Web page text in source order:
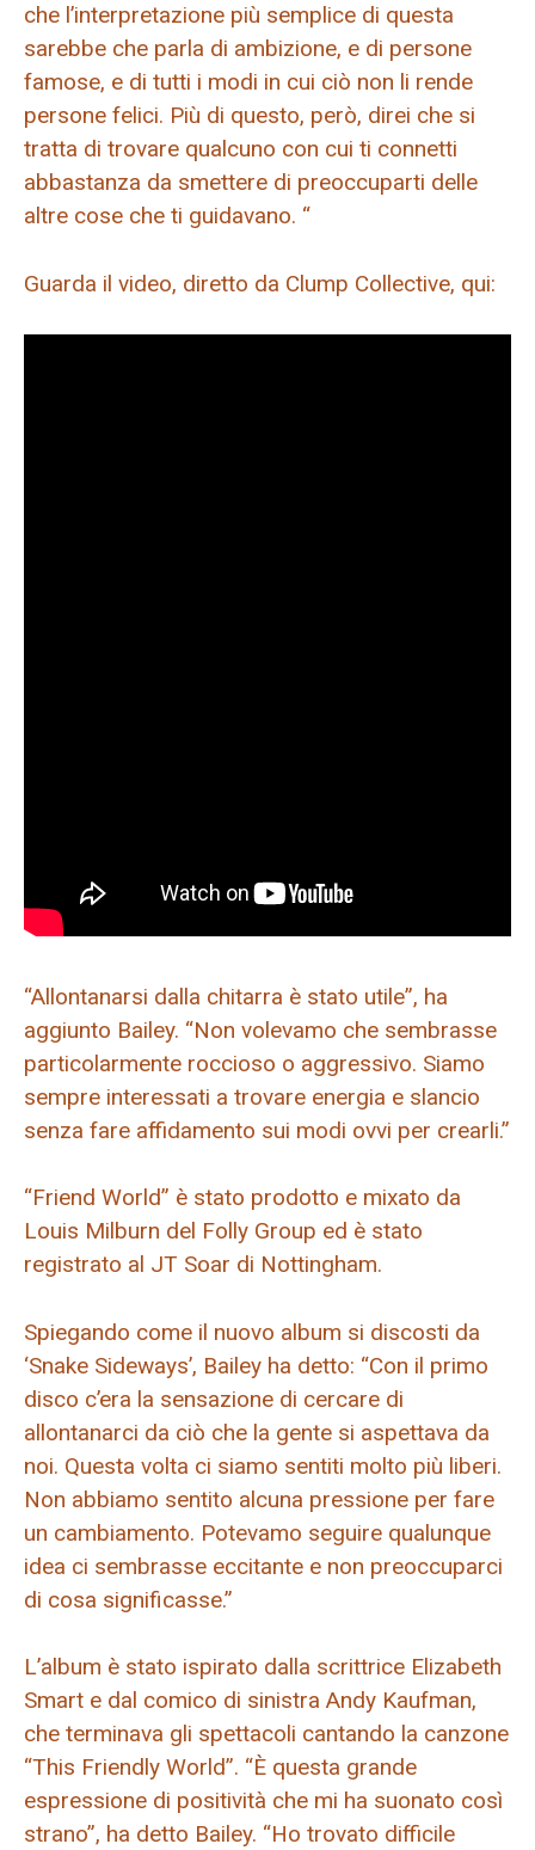
che l’interpretazione più semplice di questa
sarebbe che parla di ambizione, e di persone
famose, e di tutti i modi in cui ciò non li rende
persone felici. Più di questo, però, direi che si
tratta di trovare qualcuno con cui ti connetti
abbastanza da smettere di preoccuparti delle
altre cose che ti guidavano. “
Guarda il video, diretto da Clump Collective, qui:
“Allontanarsi dalla chitarra è stato utile”, ha
aggiunto Bailey. “Non volevamo che sembrasse
particolarmente roccioso o aggressivo. Siamo
sempre interessati a trovare energia e slancio
senza fare affidamento sui modi ovvi per crearli.”
“Friend World” è stato prodotto e mixato da
Louis Milburn del Folly Group ed è stato
registrato al JT Soar di Nottingham.
Spiegando come il nuovo album si discosti da
‘Snake Sideways’, Bailey ha detto: “Con il primo
disco c’era la sensazione di cercare di
allontanarci da ciò che la gente si aspettava da
noi. Questa volta ci siamo sentiti molto più liberi.
Non abbiamo sentito alcuna pressione per fare
un cambiamento. Potevamo seguire qualunque
idea ci sembrasse eccitante e non preoccuparci
di cosa significasse.”
L’album è stato ispirato dalla scrittrice Elizabeth
Smart e dal comico di sinistra Andy Kaufman,
che terminava gli spettacoli cantando la canzone
“This Friendly World”. “È questa grande
espressione di positività che mi ha suonato così
strano”, ha detto Bailey. “Ho trovato difficile